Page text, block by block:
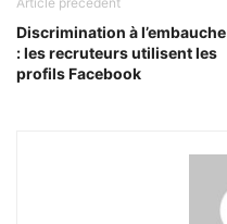
Discrimination à l’embauche
: les recruteurs utilisent les
profils Facebook